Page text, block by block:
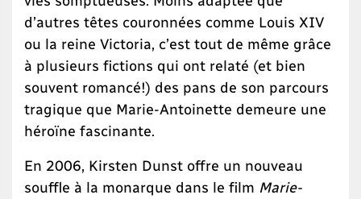
d’autres têtes couronnées comme Louis XIV
ou la reine Victoria, c’est tout de même grâce
à plusieurs fictions qui ont relaté (et bien
souvent romancé!) des pans de son parcours
tragique que Marie-Antoinette demeure une
héroïne fascinante.
En 2006, Kirsten Dunst offre un nouveau
souffle à la monarque dans le film Marie-